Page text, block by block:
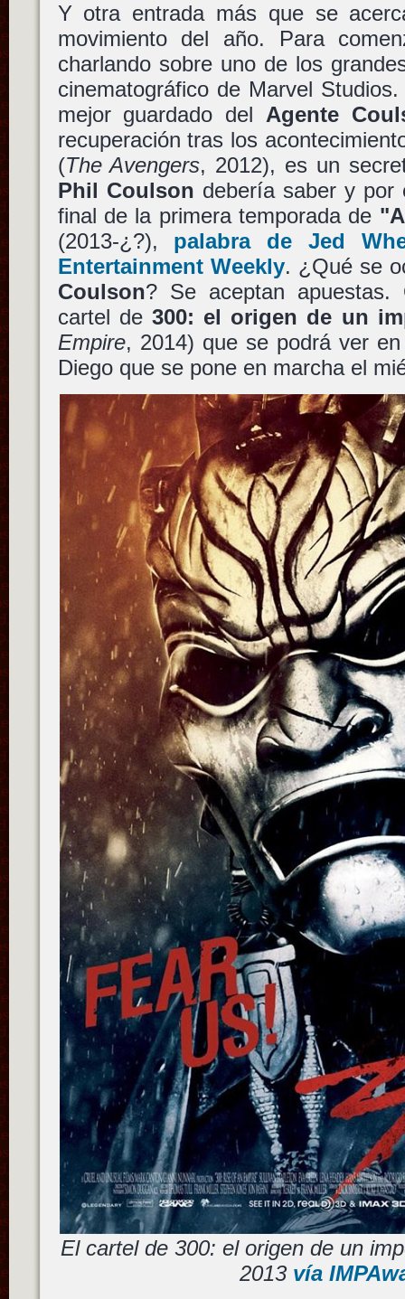
Y otra entrada más que se
movimiento del año. Para
charlando sobre uno de los
cinematográfico de Marvel
mejor guardado del Agente
recuperación tras los
(The Avengers, 2012), es un
Phil Coulson debería saber y por
final de la primera temporada de
(2013-¿?), palabra de Jed
Entertainment Weekly. ¿Qué se
Coulson? Se aceptan
cartel de 300: el origen de un
Empire, 2014) que se podrá ver
Diego que se pone en marcha el
El cartel de 300: el origen de un
2013 vía